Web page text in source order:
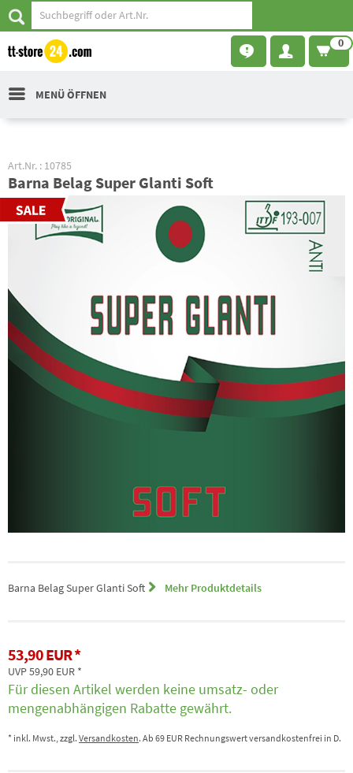
0
MENÜ ÖFFNEN
Art.Nr. : 10785
Barna Belag Super Glanti Soft
Barna Belag Super Glanti Soft Mehr Produktdetails
53,90 EUR
UVP 59,90 EUR
Für diesen Artikel werden keine umsatz- oder
mengenabhängigen Rabatte gewährt.
* inkl. Mwst., zzgl. Versandkosten. Ab 69 EUR Rechnungswert versandkostenfrei in D.